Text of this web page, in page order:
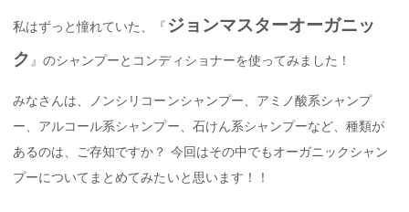
私はずっと憧れていた、『 ジョンマスターオーガニッ
ク 』のシャンプーとコンディショナーを使ってみました！
みなさんは、ノンシリコーンシャンプー、アミノ酸系シャンプ
ー、アルコール系シャンプー、石けん系シャンプーなど、種類が
あるのは、ご存知ですか？ 今回はその中でもオーガニックシャン
プーについてまとめてみたいと思います！！